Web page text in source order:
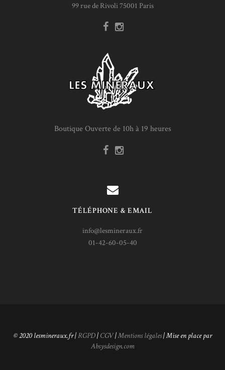
99 rue de Rivoli 75001 Paris
Boutique Ouverte de 10h à 19 heures
TÉLÉPHONE & EMAIL
info@lesmineraux.fr
01-42-60-05-40
© 2020 lesmineraux.fr |RGPD| CGV|Mentions légales| Mise en place par
Absysdesign.com